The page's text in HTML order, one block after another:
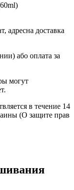
адресна доставка
або оплата за
могут
в течение 14
(О защите прав